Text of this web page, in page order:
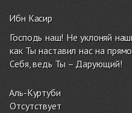
Ибн Касир
Господь наш! Не уклоняй
как Ты наставил нас на
Себя, ведь Ты – Дарующий!
Аль-Куртуби
Отсутствует